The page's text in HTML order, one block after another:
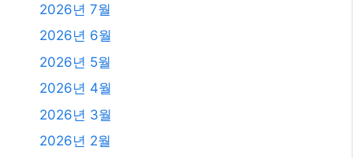
2026년 7월
2026년 6월
2026년 5월
2026년 4월
2026년 3월
2026년 2월